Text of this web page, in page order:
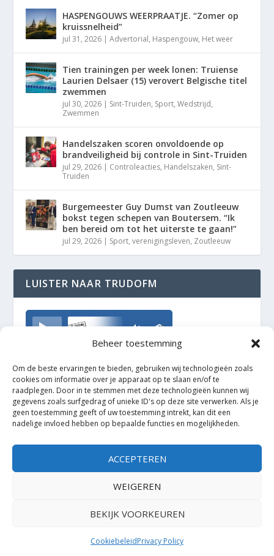
Beheer toestemming
Om de beste ervaringen te bieden, gebruiken wij technologieën zoals
cookies om informatie over je apparaat op te slaan en/of te
raadplegen. Door in te stemmen met deze technologieën kunnen wij
gegevens zoals surfgedrag of unieke ID's op deze site verwerken. Als je
geen toestemming geeft of uw toestemming intrekt, kan dit een
nadelige invloed hebben op bepaalde functies en mogelijkheden.
ACCEPTEREN
WEIGEREN
BEKIJK VOORKEUREN
CookiebeleidPrivacy Policy
HASPENGOUWS WEERPRAATJE. “Zomer op
kruissnelheid”
jul 31, 2026 |Advertorial, Haspengouw, Het weer
Tien trainingen per week lonen: Truiense
Laurien Delsaer (15) verovert Belgische titel
zwemmen
jul 30, 2026 | Sint-Truiden, Sport,Wedstrijd,
Zwemmen
Handelszaken scoren onvoldoende op
brandveiligheid bij controle in Sint-Truiden
jul 29, 2026 | Controleacties, Handelszaken, Sint-
Truiden
Burgemeester Guy Dumst van Zoutleeuw
bokst tegen schepen van Boutersem. “Ik
ben bereid om tot het uiterste te gaan!”
jul 29, 2026 | Sport,verenigingsleven, Zoutleeuw
LUISTER NAAR TRUDOFM
TrudoFM
Elegant Themes| Mogelijk gemaakt door